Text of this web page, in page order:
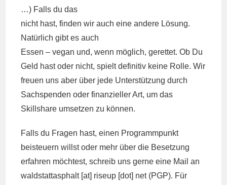
…) Falls du das
nicht hast, finden wir auch eine andere Lösung.
Natürlich gibt es auch
Essen – vegan und, wenn möglich, gerettet. Ob Du
Geld hast oder nicht, spielt definitiv keine Rolle. Wir
freuen uns aber über jede Unterstützung durch
Sachspenden oderfinanzieller Art, um das
Skillshare umsetzen zu können.
Falls du Fragen hast, einen Programmpunkt
beisteuern willst oder mehr über die Besetzung
erfahren möchtest, schreib uns gerne eine Mail an
waldstattasphalt [at] riseup [dot] net (PGP). Für